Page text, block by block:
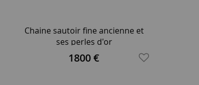
Chaine sautoir fine ancienne et
ses perles d'or
1800 €